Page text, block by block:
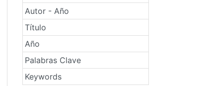
Autor - Año
Título
Año
Palabras Clave
Keywords